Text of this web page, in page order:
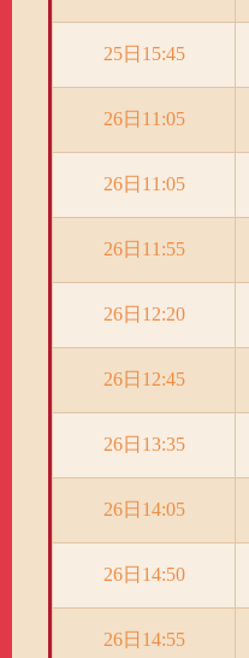
25日15:45
26日11:05
26日11:05
26日11:55
26日12:20
26日12:45
26日13:35
26日14:05
26日14:50
26日14:55